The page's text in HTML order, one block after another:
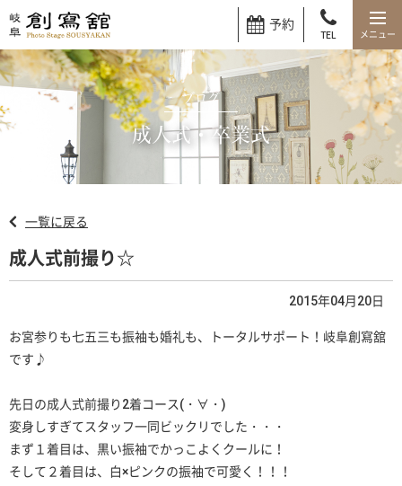
予約
TEL
ブログ
成人式・卒業式
一覧に戻る
成人式前撮り☆
2015年04月20日
お宮参りも七五三も振袖も婚礼も、トータルサポート！岐阜創寫舘
です♪
先日の成人式前撮り2着コース(・∀・)
変身しすぎてスタッフ一同ビックリでした・・・
まず１着目は、黒い振袖でかっこよくクールに！
そして２着目は、白×ピンクの振袖で可愛く！！！